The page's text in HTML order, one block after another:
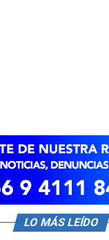
LO MÁS LEÍDO